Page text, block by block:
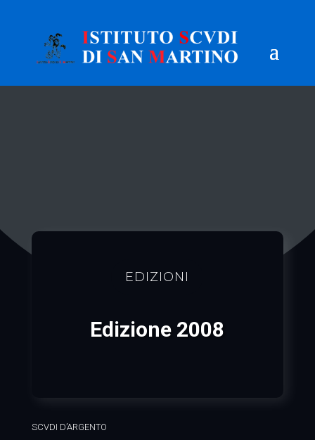
EDIZIONI
Edizione 2008
SCVDI D’ARGENTO